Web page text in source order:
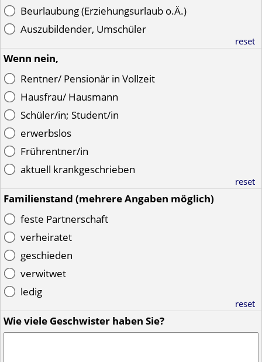
Beurlaubung (Erziehungsurlaub o.Ä.)
Auszubildender, Umschüler
reset
Wenn nein,
Rentner/ Pensionär in Vollzeit
Hausfrau/ Hausmann
Schüler/in; Student/in
erwerbslos
Frührentner/in
aktuell krankgeschrieben
reset
Familienstand (mehrere Angaben möglich)
feste Partnerschaft
verheiratet
geschieden
verwitwet
ledig
reset
Wie viele Geschwister haben Sie?